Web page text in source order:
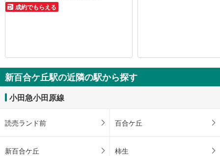
成約でもらえる
新百合ケ丘駅の近隣の駅から探す
小田急小田原線
読売ランド前 百合ケ丘
新百合ケ丘 柿生